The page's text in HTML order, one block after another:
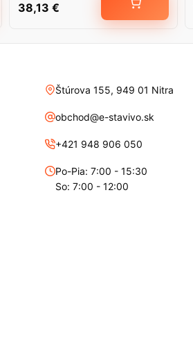
38,13 €
Štúrova 155, 949 01 Nitra
obchod@e-stavivo.sk
+421 948 906 050
Po-Pia: 7:00 - 15:30
So: 7:00 - 12:00